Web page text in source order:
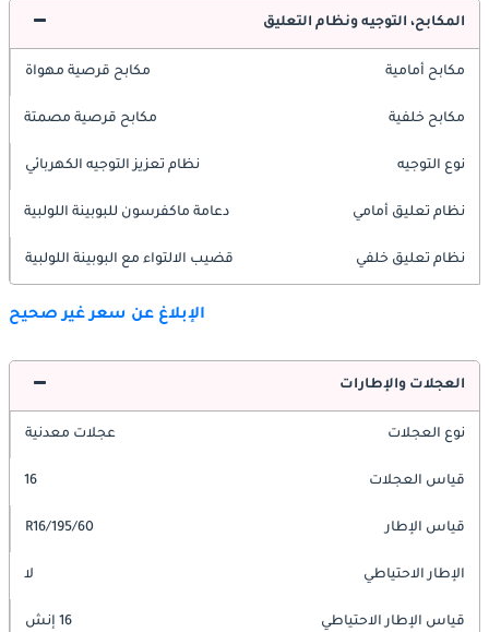
المكابح، التوجيه ونظام التعليق
مكابح أمامية مكابح قرصية مهواة
مكابح خلفية مكابح قرصية مصمتة
نوع التوجيه نظام تعزيز التوجيه الكهربائي
نظام تعليق أمامي دعامة ماكفرسون للبوبينة اللولبية
نظام تعليق خلفي قضيب الالتواء مع البوبينة اللولبية
الإبلاغ عن سعر غير صحيح
العجلات والإطارات
نوع العجلات عجلات معدنية
قياس العجلات 16
قياس الإطار 195/60/R16
الإطار الاحتياطي لا
قياس الإطار الاحتياطي 16 إنش